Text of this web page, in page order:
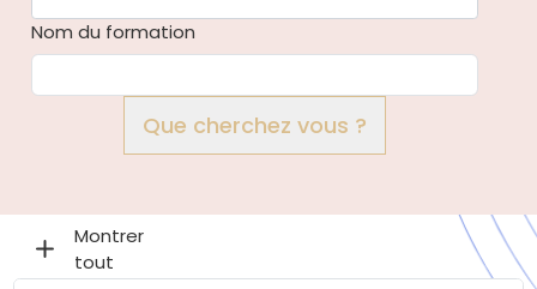
Nom du formation
Que cherchez vous ?